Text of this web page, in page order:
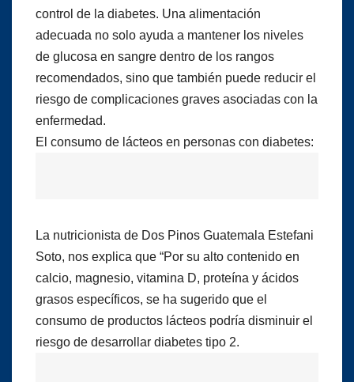
control de la diabetes. Una alimentación
adecuada no solo ayuda a mantener los niveles
de glucosa en sangre dentro de los rangos
recomendados, sino que también puede reducir el
riesgo de complicaciones graves asociadas con la
enfermedad.
El consumo de lácteos en personas con diabetes:
La nutricionista de Dos Pinos Guatemala Estefani
Soto, nos explica que “Por su alto contenido en
calcio, magnesio, vitamina D, proteína y ácidos
grasos específicos, se ha sugerido que el
consumo de productos lácteos podría disminuir el
riesgo de desarrollar diabetes tipo 2.